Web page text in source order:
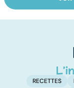
les
RECETTES